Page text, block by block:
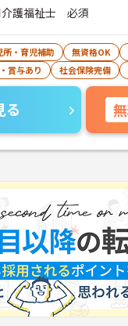
護福祉士 必須
所・育児補助 無資格OK
賞与あり 社会保険完備
る